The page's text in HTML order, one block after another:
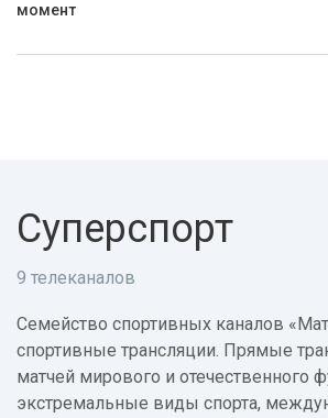
момент
Суперспорт
9 телеканалов
Семейство спортивных каналов
спортивные трансляции. Прямые
матчей мирового и отечественного
экстремальные виды спорта,